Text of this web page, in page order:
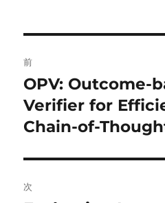
稿
ナ
ビ
ゲ
ー
前
前
の
投
OPV: Outcome-
Verifier for
Chain-of-
次